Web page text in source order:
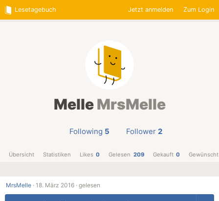
Lesetagebuch Jetzt anmelden Zum Login
MelleMrsMelle
Following 5 Follower 2
Übersicht Statistiken Likes 0 Gelesen 209 Gekauft 0 Gewünscht
MrsMelle · 18. März 2016 · gelesen